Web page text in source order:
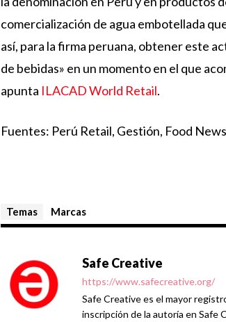
comercialización de agua embotellada
así, para la firma peruana, obtener este
de bebidas» en un momento en el que
apunta ILACAD World Retail.
Fuentes: Perú Retail, Gestión, Food
Temas Marcas
Safe Creative
https://www.safecreative.org/
Safe Creative es el mayor
inscripción de la autoría en Safe